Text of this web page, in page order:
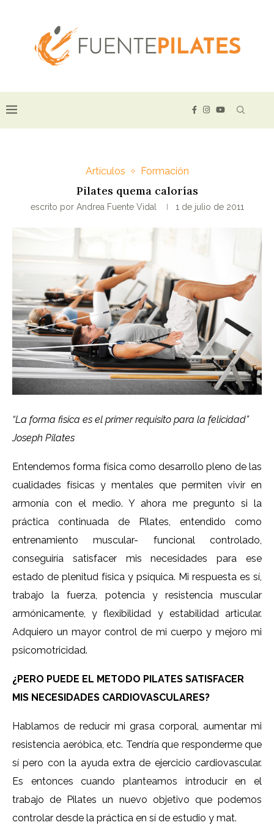
Artículos Formación
Pilates quema calorías
escrito por Andrea Fuente Vidal 1 de julio de 2011
“La forma fisica es el primer requisito para la felicidad”
Joseph Pilates
Entendemos forma física como desarrollo pleno de las
cualidades físicas y mentales que permiten vivir en
armonía con el medio. Y ahora me pregunto si la
práctica continuada de Pilates, entendido como
entrenamiento muscular- funcional controlado,
conseguiría satisfacer mis necesidades para ese
estado de plenitud física y psíquica. Mi respuesta es sí,
trabajo la fuerza, potencia y resistencia muscular
armónicamente, y flexibilidad y estabilidad articular.
Adquiero un mayor control de mi cuerpo y mejoro mi
psicomotricidad.
¿PERO PUEDE EL METODO PILATES SATISFACER
MIS NECESIDADES CARDIOVASCULARES?
Hablamos de reducir mi grasa corporal, aumentar mi
resistencia aeróbica, etc. Tendría que responderme que
sí pero con la ayuda extra de ejercicio cardiovascular.
Es entonces cuando planteamos introducir en el
trabajo de Pilates un nuevo objetivo que podemos
controlar desde la práctica en sí de estudio y mat.